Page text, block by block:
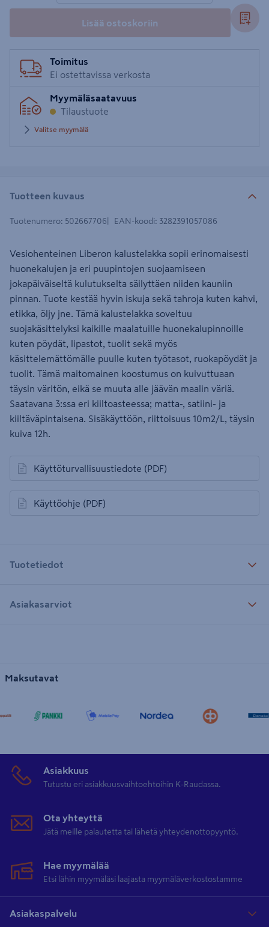
Lisää ostoskoriin
Toimitus
Ei ostettavissa verkosta
Myymäläsaatavuus
Tilaustuote
Valitse myymälä
Tuotteen kuvaus
Tuotenumero: 502667706 EAN-koodi: 3282391057086
Vesiohenteinen Liberon kalustelakka sopii erinomaisesti
huonekalujen ja eri puupintojen suojaamiseen
jokapäiväiseltä kulutukselta säilyttäen niiden kauniin
pinnan. Tuote kestää hyvin iskuja sekä tahroja kuten kahvi,
etikka, öljy jne. Tämä kalustelakka soveltuu
suojakäsittelyksi kaikille maalatuille huonekalupinnoille
kuten pöydät, lipastot, tuolit sekä myös
käsittelemättömälle puulle kuten työtasot, ruokapöydät ja
tuolit. Tämä maitomainen koostumus on kuivuttuaan
täysin väritön, eikä se muuta alle jäävän maalin väriä.
Saatavana 3:ssa eri kiiltoasteessa; matta-, satiini- ja
kiiltäväpintaisena. Sisäkäyttöön, riittoisuus 10m2/L, täysin
kuiva 12h.
Käyttöturvallisuustiedote (PDF)
avautuu uuteen välilehteen
Käyttöohje (PDF)
avautuu uuteen välilehteen
Tuotetiedot
Asiakasarviot
Maksutavat
Asiakkuus
Tutustu eri asiakkuusvaihtoehtoihin K-Raudassa.
Ota yhteyttä
Jätä meille palautetta tai lähetä yhteydenottopyyntö.
Hae myymälää
Etsi lähin myymäläsi laajasta myymäläverkostostamme
Asiakaspalvelu